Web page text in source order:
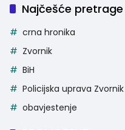
Najčešće pretrage
crna hronika
Zvornik
BiH
Policijska uprava Zvornik
obavjestenje